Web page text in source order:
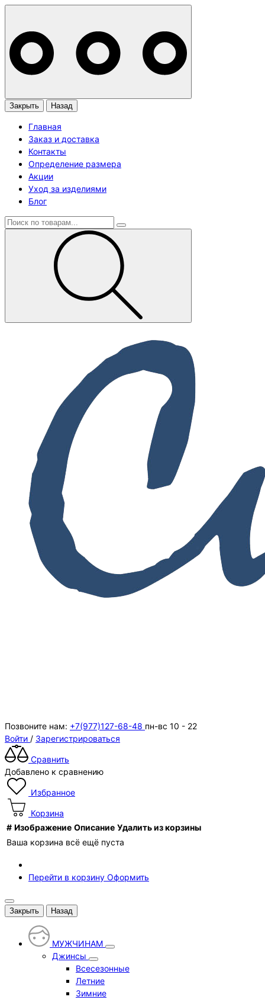
Закрыть Назад
Главная
Заказ и доставка
Контакты
Определение размера
Акции
Уход за изделиями
Блог
Позвоните нам: +7(977)127-68-48 пн-вс 10 - 22
Войти / Зарегистрироваться
Сравнить
Добавлено к сравнению
Избранное
Корзина
# Изображение Описание Удалить из корзины
Ваша корзина всё ещё пуста
Перейти в корзину Оформить
Закрыть Назад
МУЖЧИНАМ
Джинсы
Всесезонные
Летние
Зимние